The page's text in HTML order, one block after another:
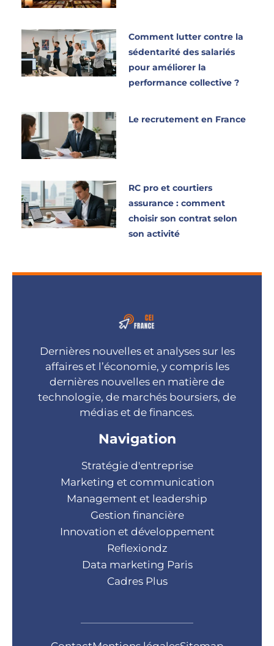
Comment lutter contre la
sédentarité des salariés
pour améliorer la
performance collective ?
Le recrutement en France
RC pro et courtiers
assurance : comment
choisir son contrat selon
son activité
Dernières nouvelles et analyses sur les
affaires et l’économie, y compris les
dernières nouvelles en matière de
technologie, de marchés boursiers, de
médias et de finances.
Navigation
Stratégie d'entreprise
Marketing et communication
Management et leadership
Gestion financière
Innovation et développement
Reflexiondz
Data marketing Paris
Cadres Plus